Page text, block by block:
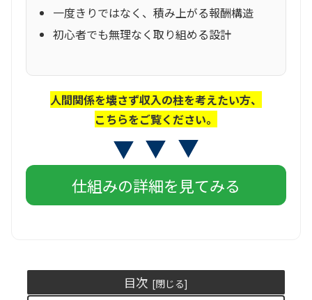
一度きりではなく、積み上がる報酬構造
初心者でも無理なく取り組める設計
人間関係を壊さず収入の柱を考えたい方、
こちらをご覧ください。
仕組みの詳細を見てみる
目次